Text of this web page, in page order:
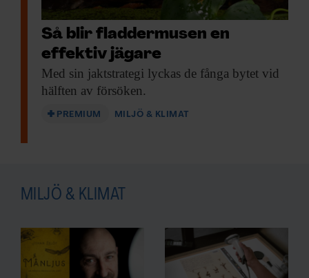
Så blir fladdermusen en
effektiv jägare
Med sin jaktstrategi lyckas de fånga bytet vid
hälften av försöken.
PREMIUM MILJÖ & KLIMAT
MILJÖ & KLIMAT